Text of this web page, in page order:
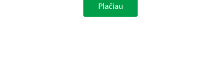
Plačiau